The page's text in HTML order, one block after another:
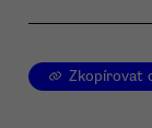
Zkopírovat